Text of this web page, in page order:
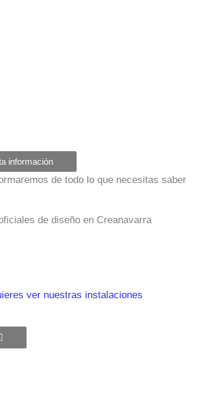
información
de todo lo que necesitas saber
de diseño en Creanavarra
ver nuestras instalaciones